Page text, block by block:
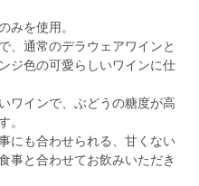
みを使用。
、通常のデラウェアワインと
ジ色の可愛らしいワインに仕
ワインで、ぶどうの糖度が高
。
にも合わせられる、甘くない
事と合わせてお飲みいただき